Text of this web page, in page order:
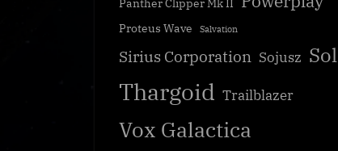
Panther Clipper Mk II
Proteus Wave Salvation
Sirius Corporation Sojusz Sol
Thargoid Trailblazer
Vox Galactica